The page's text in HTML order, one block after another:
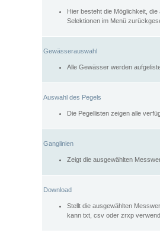
Hier besteht die Möglichkeit,
Selektionen im Menü
Gewässerauswahl
Alle Gewässer werden
Auswahl des Pegels
Die Pegellisten zeigen alle
Ganglinien
Zeigt die ausgewählten
Download
Stellt die ausgewählten
kann txt, csv oder zrxp